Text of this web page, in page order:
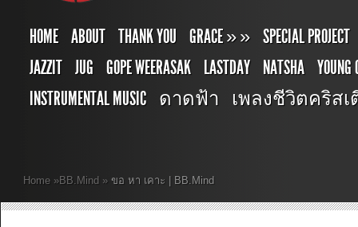
HOME ABOUT THANK YOU GRACE»» SPECIAL PROJECT
JAZZIT JUG GOPE WEERASAK LASTDAY NATSHA YOUNG
INSTRUMENTAL MUSIC ดาดฟ้า เพลงชีวิตคริสเตียน
Home »BB.Mind » ขอ หา เคาะ | BB.Mind